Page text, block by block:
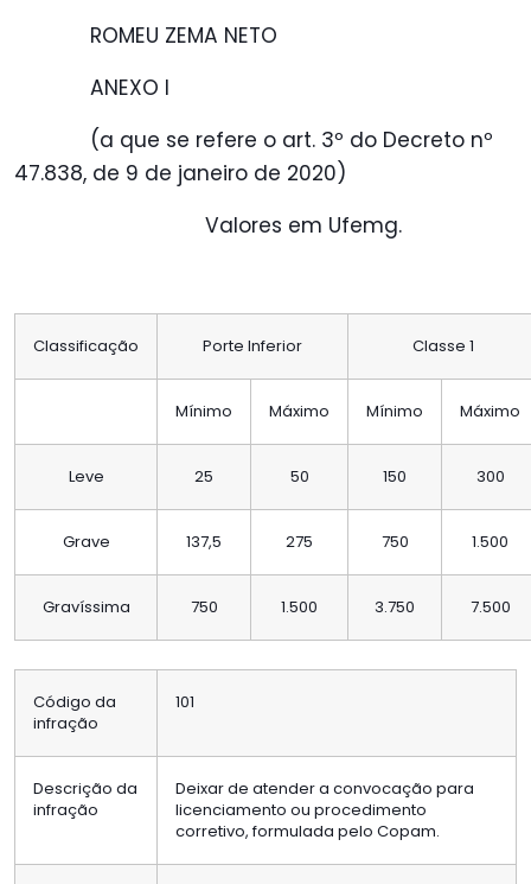
ROMEU ZEMA NETO
ANEXO I
(a que se refere o art. 3º do Decreto nº
47.838, de 9 de janeiro de 2020)
Valores em Ufemg.
Classificação Porte Inferior Classe 1
Mínimo Máximo Mínimo Máximo
Leve 25 50 150 300
Grave 137,5 275 750 1.500
Gravíssima 750 1.500 3.750 7.500
Código da
infração
101
Descrição da
infração
Deixar de atender a convocação para
licenciamento ou procedimento
corretivo, formulada pelo Copam.